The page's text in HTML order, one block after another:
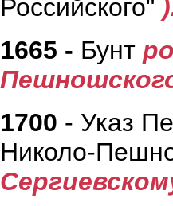
Россий­ского"
1665 - Бунт
1700 - Указ
Николо-